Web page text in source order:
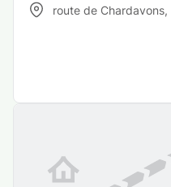
route de Chardavons,